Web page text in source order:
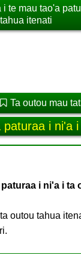
i te mau tao'a
itenati
Ta outou mau
i ni'a
i ni'a i ta
outou tahua